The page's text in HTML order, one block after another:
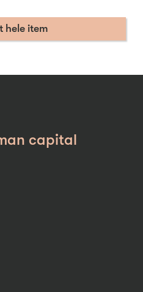
hele item
capital